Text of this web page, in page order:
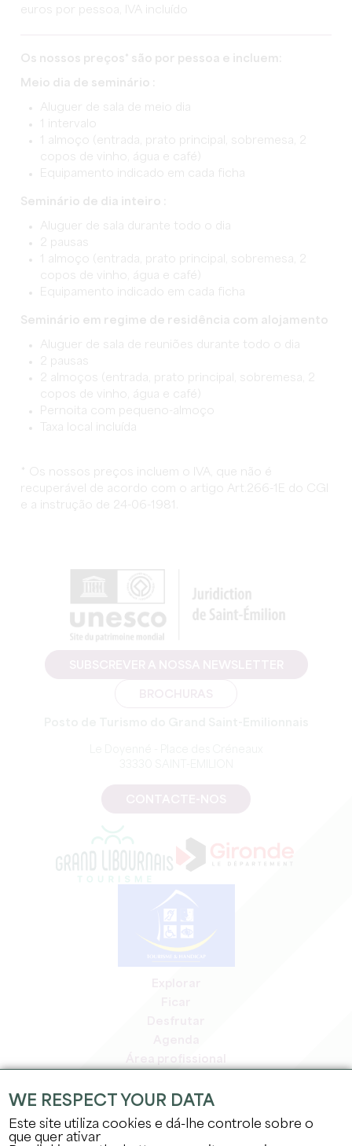
euros por pessoa, IVA incluído
Os nossos preços* são por pessoa e incluem:
Meio dia de seminário :
Aluguer de sala de meio dia
1 intervalo
1 almoço (entrada, prato principal, sobremesa, 2
copos de vinho, água e café)
Equipamento indicado em cada ficha
Seminário de dia inteiro :
Aluguer de sala durante todo o dia
2 pausas
1 almoço (entrada, prato principal, sobremesa, 2
copos de vinho, água e café)
Equipamento indicado em cada ficha
Seminário em regime de residência com alojamento
Aluguer de sala de reuniões durante todo o dia
2 pausas
2 almoços (entrada, prato principal, sobremesa, 2
copos de vinho, água e café)
Pernoita com pequeno-almoço
Taxa local incluída
* Os nossos preços incluem o IVA, que não é
recuperável de acordo com o artigo Art.266-1E do CGI
e a instrução de 24-06-1981.
Área profissional
Área de imprensa
Empregos e estágios
WE RESPECT YOUR DATA
Este site utiliza cookies e dá-lhe controle sobre o
que quer ativar